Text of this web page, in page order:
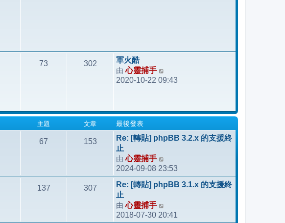
73 302
軍火酷
由心靈捕手
視
發
2020-10-22 09:43
主題 文章 最後發表
67 153
Re: [轉貼] phpBB 3.2.x 的支援終
止
由心靈捕手
視
最
後
表
2024-09-08 23:53
137 307
Re: [轉貼] phpBB 3.1.x 的支援終
止
由心靈捕手
視
2018-07-30 20:41